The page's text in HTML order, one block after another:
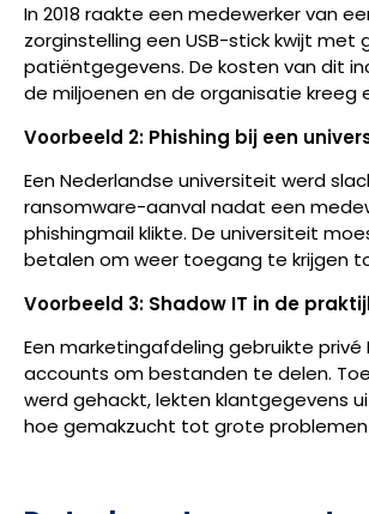
In 2018 raakte een medewerker van
zorginstelling een USB-stick kwijt met
patiëntgegevens. De kosten van dit
de miljoenen en de organisatie kreeg
Voorbeeld 2: Phishing bij een
Een Nederlandse universiteit werd
ransomware-aanval nadat een
phishingmail klikte. De universiteit
betalen om weer toegang te krijgen
Voorbeeld 3: Shadow IT in de
Een marketingafdeling gebruikte privé
accounts om bestanden te delen.
werd gehackt, lekten klantgegevens
hoe gemakzucht tot grote problemen